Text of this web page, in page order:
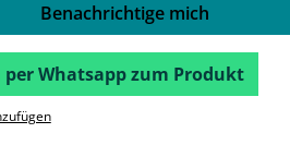
Benachrichtige mich
per Whatsapp zum Produkt